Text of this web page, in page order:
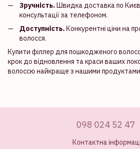
Зручність.Швидка доставка по Києву
консультації за телефоном.
Доступність.Конкурентні ціни на
волосся.
Купити філлер для пошкодженого
крок до відновлення та краси ваших
волоссю найкраще з нашими
098 024 52 47
Контактна